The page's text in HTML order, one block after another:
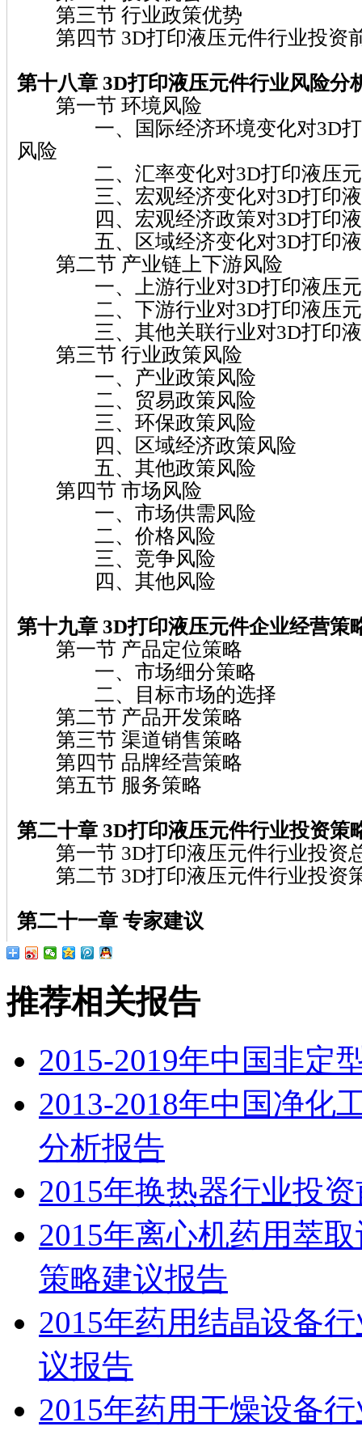
第三节 行业政策优势
第四节 3D打印液压元件行业投资
第十八章 3D打印液压元件行业风险分
第一节 环境风险
一、国际经济环境变化对3D打
风险
二、汇率变化对3D打印液压元
三、宏观经济变化对3D打印液
四、宏观经济政策对3D打印液
五、区域经济变化对3D打印液
第二节 产业链上下游风险
一、上游行业对3D打印液压元
二、下游行业对3D打印液压元
三、其他关联行业对3D打印液
第三节 行业政策风险
一、产业政策风险
二、贸易政策风险
三、环保政策风险
四、区域经济政策风险
五、其他政策风险
第四节 市场风险
一、市场供需风险
二、价格风险
三、竞争风险
四、其他风险
第十九章 3D打印液压元件企业经营策
第一节 产品定位策略
一、市场细分策略
二、目标市场的选择
第二节 产品开发策略
第三节 渠道销售策略
第四节 品牌经营策略
第五节 服务策略
第二十章 3D打印液压元件行业投资策
第一节 3D打印液压元件行业投资
第二节 3D打印液压元件行业投资
第二十一章 专家建议
推荐相关报告
2015-2019年中国非定
2013-2018年中国净化
分析报告
2015年换热器行业投
2015年离心机药用萃
策略建议报告
2015年药用结晶设备
议报告
2015年药用干燥设备